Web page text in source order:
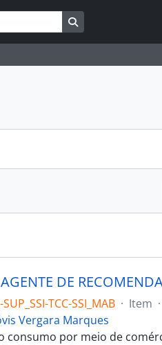
Search in browse
TCC-SSI_MAB · Item ·
Vergara Marques
consumo por meio de